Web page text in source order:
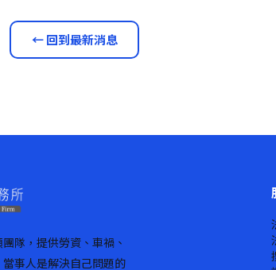
← 回到最新消息
隊，提供勞資、車禍、
事人是解決自己問題的